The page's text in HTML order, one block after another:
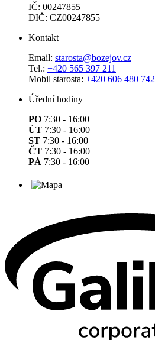
IČ: 00247855
DIČ: CZ00247855
Kontakt
Email: starosta@bozejov.cz
Tel.: +420 565 397 211
Mobil starosta: +420 606 480 742
Úřední hodiny
PO 7:30 - 16:00
ÚT 7:30 - 16:00
ST 7:30 - 16:00
ČT 7:30 - 16:00
PÁ 7:30 - 16:00